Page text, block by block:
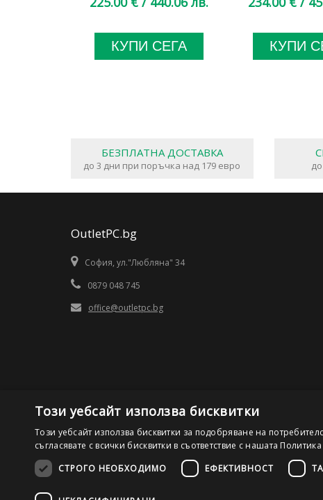
КУПИ СЕГА КУПИ
БЕЗПЛАТНА ДОСТАВКА
до 3 дни при поръчка над 179 евро
OutletPC.bg
София, ул."Любляна" 34
0879 048 745
office@outletpc.bg
©2026 OutletPC.bg, Всички права запазени! Ди Ес Ай ООД,
Този уебсайт използва бисквитки
Този уебсайт използва бисквитки за подобряване на
съгласявате с всички бисквитки в съответствие с нашата
СТРОГО НЕОБХОДИМО
ЕФЕКТИВНОСТ